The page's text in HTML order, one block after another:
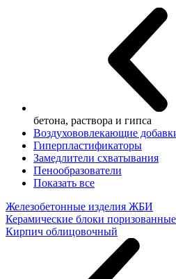
бетона, раствора и гипса
Воздухововлекающие
Гиперпластификаторы
Замедлители схватывания
Пенообразователи
Показать все
Железобетонные изделия ЖБИ
Керамические блоки
Кирпич облицовочный